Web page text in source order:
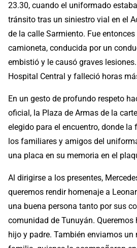
23.30, cuando el uniformado
tránsito tras un siniestro vial en el
de la calle Sarmiento. Fue
camioneta, conducida por un
embistió y le causó graves
Hospital Central y falleció horas
En un gesto de profundo respeto
oficial, la Plaza de Armas de la
elegido para el encuentro, donde la
los familiares y amigos del
una placa en su memoria en el
Al dirigirse a los presentes,
queremos rendir homenaje a
una buena persona tanto por sus
comunidad de Tunuyán.
hijo y padre. También enviamos un